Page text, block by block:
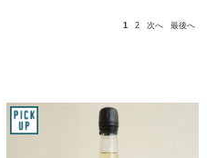
1 2 次へ 最後へ